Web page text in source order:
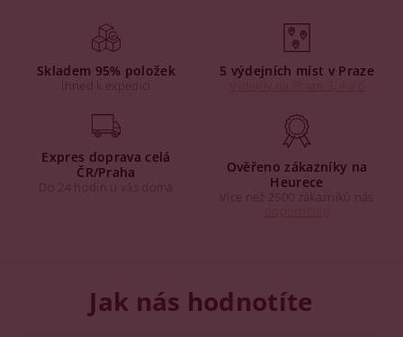
Skladem 95% položek
Ihned k expedici
5 výdejních míst v Praze
Expres doprava celá
ČR/Praha
Do 24 hodin u vás doma
Ověřeno zákazníky na
Heurece
Více než 2500 zákazníků nás
Jak nás hodnotíte